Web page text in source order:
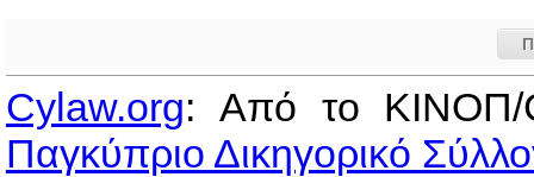
Cylaw.org: Από το
Παγκύπριο Δικηγορικό